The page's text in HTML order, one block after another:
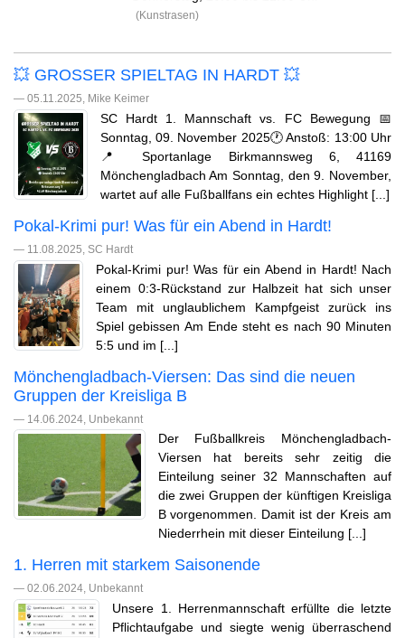
(Kunstrasen)
💥 GROSSER SPIELTAG IN HARDT 💥
— 05.11.2025, Mike Keimer
SC Hardt 1. Mannschaft vs. FC Bewegung 📅
Sonntag, 09. November 2025🕐 Anstoß: 13:00 Uhr
📍 Sportanlage Birkmannsweg 6, 41169
Mönchengladbach Am Sonntag, den 9. November,
wartet auf alle Fußballfans ein echtes Highlight [...]
Pokal-Krimi pur! Was für ein Abend in Hardt!
— 11.08.2025, SC Hardt
Pokal-Krimi pur! Was für ein Abend in Hardt! Nach
einem 0:3-Rückstand zur Halbzeit hat sich unser
Team mit unglaublichem Kampfgeist zurück ins
Spiel gebissen Am Ende steht es nach 90 Minuten
5:5 und im [...]
Mönchengladbach-Viersen: Das sind die neuen
Gruppen der Kreisliga B
— 14.06.2024, Unbekannt
Der Fußballkreis Mönchengladbach-
Viersen hat bereits sehr zeitig die
Einteilung seiner 32 Mannschaften auf
die zwei Gruppen der künftigen Kreisliga
B vorgenommen. Damit ist der Kreis am
Niederrhein mit dieser Einteilung [...]
1. Herren mit starkem Saisonende
— 02.06.2024, Unbekannt
Unsere 1. Herrenmannschaft erfüllte die letzte
Pflichtaufgabe und siegte wenig überraschend